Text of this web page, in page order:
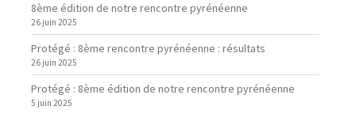
8ème édition de notre rencontre pyrénéenne
26 juin 2025
Protégé : 8ème rencontre pyrénéenne : résultats
26 juin 2025
Protégé : 8ème édition de notre rencontre pyrénéenne
5 juin 2025